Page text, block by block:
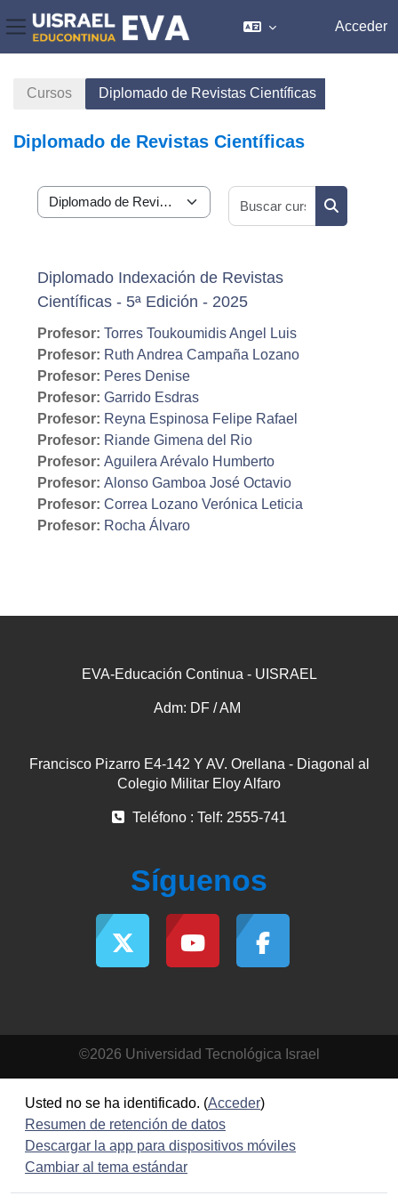
Panel lateral
Acceder
Cursos Diplomado de Revistas Científicas
Diplomado de Revistas Científicas
Categorías
Buscar
Diplomado Indexación de Revistas
Científicas - 5ª Edición - 2025
Profesor: Torres Toukoumidis Angel Luis
Profesor: Ruth Andrea Campaña Lozano
Profesor: Peres Denise
Profesor: Garrido Esdras
Profesor: Reyna Espinosa Felipe Rafael
Profesor: Riande Gimena del Rio
Profesor: Aguilera Arévalo Humberto
Profesor: Alonso Gamboa José Octavio
Profesor: Correa Lozano Verónica Leticia
Profesor: Rocha Álvaro
EVA-Educación Continua - UISRAEL
Adm: DF / AM
Francisco Pizarro E4-142 Y AV. Orellana - Diagonal al
Colegio Militar Eloy Alfaro
Teléfono : Telf: 2555-741
Síguenos
©2026 Universidad Tecnológica Israel
Usted no se ha identificado. (Acceder)
Resumen de retención de datos
Descargar la app para dispositivos móviles
Cambiar al tema estándar